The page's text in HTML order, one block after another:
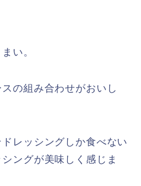
い。
の組み合わせがおいし
レッシングしか食べない
ングが美味しく感じま